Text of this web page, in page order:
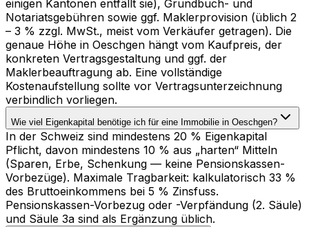
einigen Kantonen entfällt sie), Grundbuch- und
Notariatsgebühren sowie ggf. Maklerprovision (üblich 2
– 3 % zzgl. MwSt., meist vom Verkäufer getragen). Die
genaue Höhe in Oeschgen hängt vom Kaufpreis, der
konkreten Vertragsgestaltung und ggf. der
Maklerbeauftragung ab. Eine vollständige
Kostenaufstellung sollte vor Vertragsunterzeichnung
verbindlich vorliegen.
Wie viel Eigenkapital benötige ich für eine Immobilie in Oeschgen?
In der Schweiz sind mindestens 20 % Eigenkapital
Pflicht, davon mindestens 10 % aus „harten“ Mitteln
(Sparen, Erbe, Schenkung — keine Pensionskassen-
Vorbezüge). Maximale Tragbarkeit: kalkulatorisch 33 %
des Bruttoeinkommens bei 5 % Zinsfuss.
Pensionskassen-Vorbezug oder -Verpfändung (2. Säule)
und Säule 3a sind als Ergänzung üblich.